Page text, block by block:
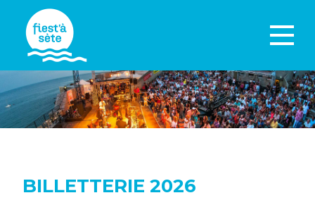
BILLETTERIE 2026